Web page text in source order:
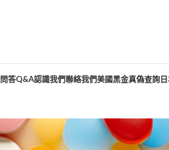
問答Q&A認識我們聯絡我們美國黑金真偽查詢